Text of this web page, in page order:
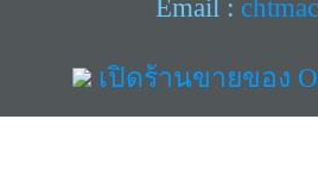
Email :
เปิดร้านขายของ